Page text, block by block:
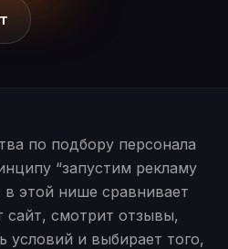
по подбору персонала
“запустим рекламу
этой нише сравнивает
сайт, смотрит отзывы,
условий и выбирает того,